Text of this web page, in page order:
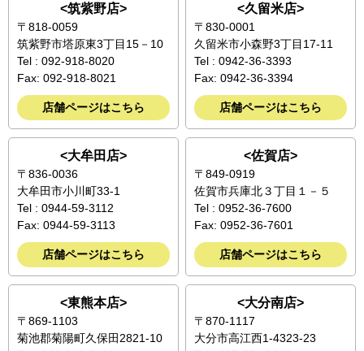
<筑紫野店>
〒818-0059
筑紫野市塔原東3丁目15－10
Tel : 092-918-8020
Fax: 092-918-8021
店舗ページはこちら
<久留米店>
〒830-0001
久留米市小森野3丁目17-11
Tel : 0942-36-3393
Fax: 0942-36-3394
店舗ページはこちら
<大牟田店>
〒836-0036
大牟田市小川町33-1
Tel : 0944-59-3112
Fax: 0944-59-3113
店舗ページはこちら
<佐賀店>
〒849-0919
佐賀市兵庫北３丁目１－５
Tel : 0952-36-7600
Fax: 0952-36-7601
店舗ページはこちら
<東熊本店>
〒869-1103
菊池郡菊陽町久保田2821-10
<大分南店>
〒870-1117
大分市高江西1-4323-23